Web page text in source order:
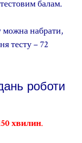
балам.
можна набрати,
тесту – 72
роботи
хвилин.